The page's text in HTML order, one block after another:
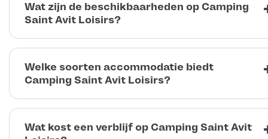
Wat zijn de beschikbaarheden op Camping
Saint Avit Loisirs?
Welke soorten accommodatie biedt
Camping Saint Avit Loisirs?
Wat kost een verblijf op Camping Saint Avit